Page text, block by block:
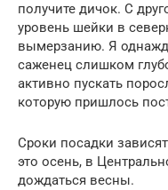
получите дичок. С
уровень шейки в
вымерзанию. Я
саженец слишком
активно пускать
которую пришлось
Сроки посадки
это осень, в
дождаться весны.